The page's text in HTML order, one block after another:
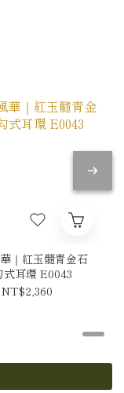
｜紅玉髓青金石
式耳環 E0043
NT$2,360